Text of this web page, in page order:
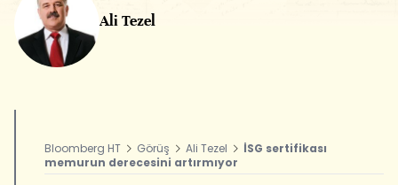
Ali Tezel
Bloomberg HT Görüş Ali Tezel
İSG sertifikası
memurun derecesini artırmıyor